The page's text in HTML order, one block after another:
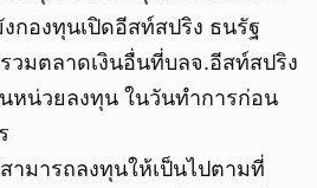
กองทุนเปิดอีสท์สปริง ธนรัฐ
วมตลาดเงินอื่นที่บลจ.อีสท์สปริง
หน่วยลงทุน ในวันทำการก่อน
ามารถลงทุนให้เป็นไปตามที่